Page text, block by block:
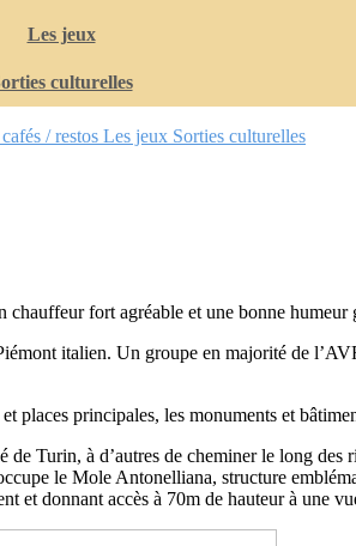
Les jeux
culturelles
/ restos Les jeux Sorties culturelles
chauffeur fort agréable et une bonne humeur
italien. Un groupe en majorité de
places principales, les monuments et
Turin, à d’autres de cheminer le long des
le Mole Antonelliana, structure
et donnant accès à 70m de hauteur à une